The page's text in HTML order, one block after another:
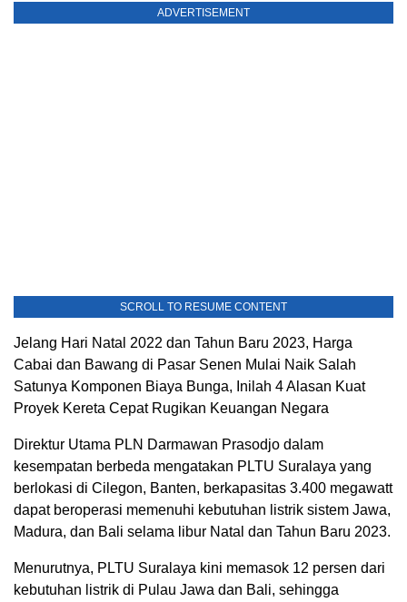
ADVERTISEMENT
SCROLL TO RESUME CONTENT
Jelang Hari Natal 2022 dan Tahun Baru 2023, Harga
Cabai dan Bawang di Pasar Senen Mulai Naik Salah
Satunya Komponen Biaya Bunga, Inilah 4 Alasan Kuat
Proyek Kereta Cepat Rugikan Keuangan Negara
Direktur Utama PLN Darmawan Prasodjo dalam
kesempatan berbeda mengatakan PLTU Suralaya yang
berlokasi di Cilegon, Banten, berkapasitas 3.400 megawatt
dapat beroperasi memenuhi kebutuhan listrik sistem Jawa,
Madura, dan Bali selama libur Natal dan Tahun Baru 2023.
Menurutnya, PLTU Suralaya kini memasok 12 persen dari
kebutuhan listrik di Pulau Jawa dan Bali, sehingga